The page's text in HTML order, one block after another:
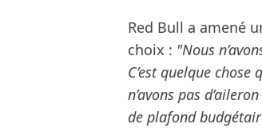
Red Bull a amené
choix : "Nous
C’est quelque
n’avons pas
de plafond